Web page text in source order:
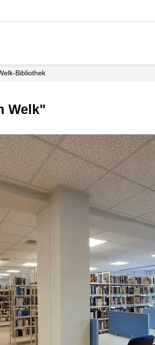
Bibliothek
Welk"